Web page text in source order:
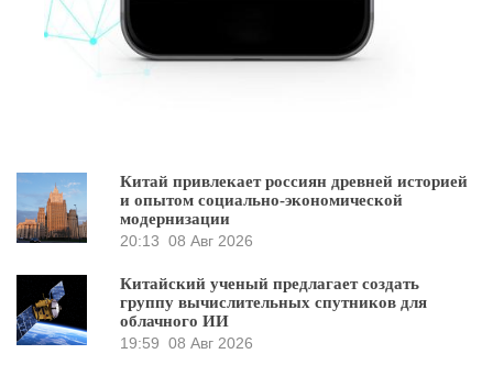
Китай привлекает россиян древней историей
и опытом социально-экономической
модернизации
20:13 08 Авг 2026
Китайский ученый предлагает создать
группу вычислительных спутников для
облачного ИИ
19:59 08 Авг 2026